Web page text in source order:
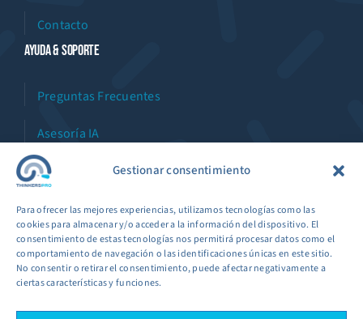
Gestionar consentimiento
Para ofrecer las mejores experiencias, utilizamos tecnologías como las
cookies para almacenar y/o acceder a la información del dispositivo. El
consentimiento de estas tecnologías nos permitirá procesar datos como el
comportamiento de navegación o las identificaciones únicas en este sitio.
No consentir o retirar el consentimiento, puede afectar negativamente a
ciertas características y funciones.
Contacto
Ayuda & Soporte
Preguntas Frecuentes
Asesoría IA
Asistente Virtual
Workshops